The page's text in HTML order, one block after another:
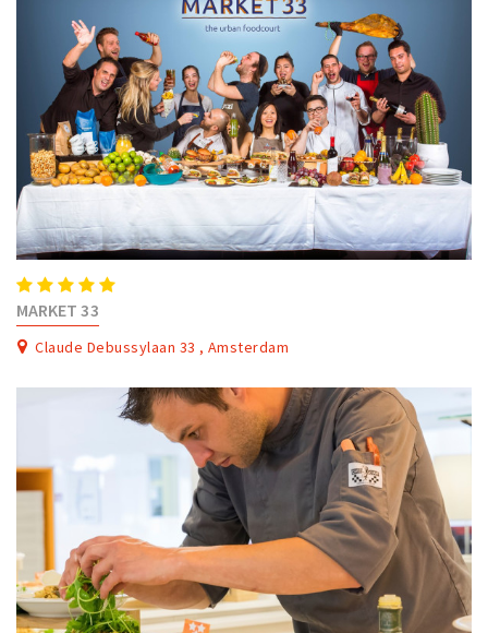
MARKET 33
Claude Debussylaan 33 , Amsterdam